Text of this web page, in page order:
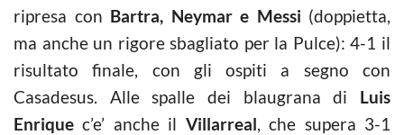
ripresa con Bartra, Neymar e Messi (doppietta,
ma anche un rigore sbagliato per la Pulce): 4-1 il
risultato finale, con gli ospiti a segno con
Casadesus. Alle spalle dei blaugrana di Luis
Enrique c’e’ anche il Villarreal, che supera 3-1